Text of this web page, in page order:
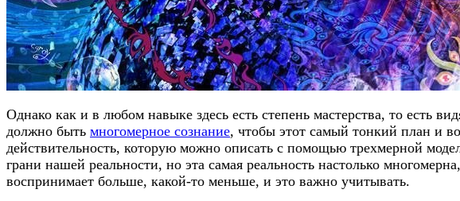
Однако как и в любом навыке здесь есть степень мастерства, то есть
должно быть многомерное сознание, чтобы этот самый тонкий план и
действительность, которую можно описать с помощью трехмерной
грани нашей реальности, но эта самая реальность настолько
воспринимает больше, какой-то меньше, и это важно учитывать.